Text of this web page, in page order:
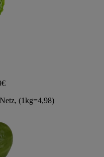
(1kg=4,98)